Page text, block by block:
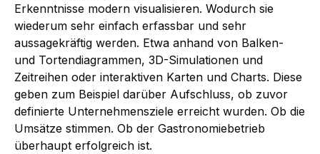
Erkenntnisse modern visualisieren. Wodurch sie
wiederum sehr einfach erfassbar und sehr
aussagekräftig werden. Etwa anhand von Balken-
und Tortendiagrammen, 3D-Simulationen und
Zeitreihen oder interaktiven Karten und Charts. Diese
geben zum Beispiel darüber Aufschluss, ob zuvor
definierte Unternehmensziele erreicht wurden. Ob die
Umsätze stimmen. Ob der Gastronomiebetrieb
überhaupt erfolgreich ist.